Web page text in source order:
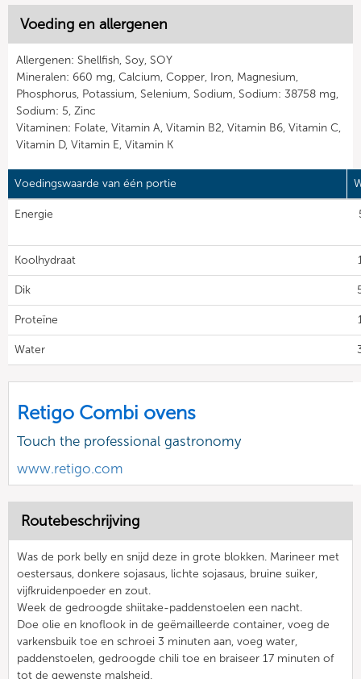
Voeding en allergenen
Allergenen: Shellfish, Soy, SOY
Mineralen: 660 mg, Calcium, Copper, Iron, Magnesium,
Phosphorus, Potassium, Selenium, Sodium, Sodium: 38758 mg,
Sodium: 5, Zinc
Vitaminen: Folate, Vitamin A, Vitamin B2, Vitamin B6, Vitamin C,
Vitamin D, Vitamin E, Vitamin K
Voedingswaarde van één portie
Energie
Koolhydraat
Dik
Proteïne
Water
Retigo Combi ovens
Touch the professional gastronomy
www.retigo.com
Routebeschrijving
Was de pork belly en snijd deze in grote blokken. Marineer met
oestersaus, donkere sojasaus, lichte sojasaus, bruine suiker,
vijfkruidenpoeder en zout.
Week de gedroogde shiitake-paddenstoelen een nacht.
Doe olie en knoflook in de geëmailleerde container, voeg de
varkensbuik toe en schroei 3 minuten aan, voeg water,
paddenstoelen, gedroogde chili toe en braiseer 17 minuten of
tot de gewenste malsheid.